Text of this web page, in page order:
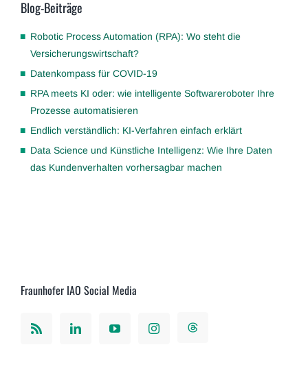
Blog-Beiträge
Robotic Process Automation (RPA): Wo steht die
Versicherungswirtschaft?
Datenkompass für COVID-19
RPA meets KI oder: wie intelligente Softwareroboter Ihre
Prozesse automatisieren
Endlich verständlich: KI-Verfahren einfach erklärt
Data Science und Künstliche Intelligenz: Wie Ihre Daten
das Kundenverhalten vorhersagbar machen
Fraunhofer IAO Social Media